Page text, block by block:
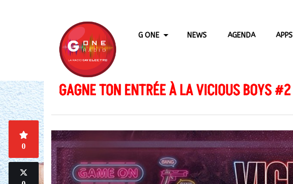
G ONE NEWS AGENDA APPS
GAGNE TON ENTRÉE À LA VICIOUS BOYS #2
0